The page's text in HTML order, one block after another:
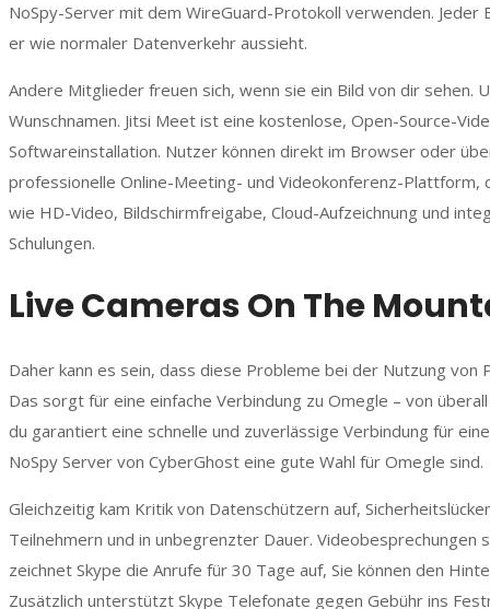
NoSpy-Server mit dem WireGuard-Protokoll verwenden.
er wie normaler Datenverkehr aussieht.
Andere Mitglieder freuen sich, wenn sie ein Bild von dir sehen.
Wunschnamen. Jitsi Meet ist eine kostenlose, Open-Source-
Softwareinstallation. Nutzer können direkt im Browser oder
professionelle Online-Meeting- und Videokonferenz-Plattform,
wie HD-Video, Bildschirmfreigabe, Cloud-Aufzeichnung und
Schulungen.
Live Cameras On The
Daher kann es sein, dass diese Probleme bei der Nutzung
Das sorgt für eine einfache Verbindung zu Omegle – von
du garantiert eine schnelle und zuverlässige Verbindung für
NoSpy Server von CyberGhost eine gute Wahl für Omegle sind.
Gleichzeitig kam Kritik von Datenschützern auf,
Teilnehmern und in unbegrenzter Dauer.
zeichnet Skype die Anrufe für 30 Tage auf, Sie können den
Zusätzlich unterstützt Skype Telefonate gegen Gebühr ins